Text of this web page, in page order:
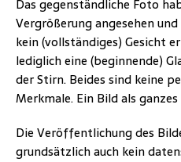
Das gegenständliche Foto
Vergrößerung angesehen
kein (vollständiges) Gesicht
lediglich eine (beginnende)
der Stirn. Beides sind keine
Merkmale. Ein Bild als
Die Veröffentlichung des
grundsätzlich auch kein